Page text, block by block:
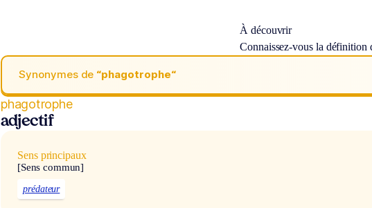
À découvrir
Connaissez-vous la définition
Synonymes de “phagotrophe“
phagotrophe
adjectif
Sens principaux
[Sens commun]
prédateur